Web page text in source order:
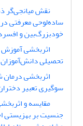
نقش میانجی‌گر
ساده‌لوحی معرفتی
خودبزرگ‌بین و
اثربخشی آموزش
تحصیلی
اثربخشی درمان
سوگیری تعبیر
مقایسه و
جنسیت بر بهزیستی